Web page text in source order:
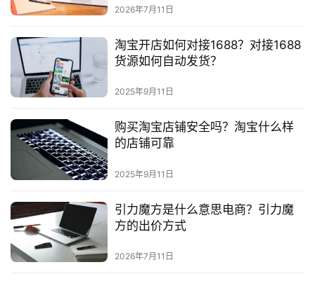
2026年7月11日
淘宝开店如何对接1688？对接1688
货源如何自动发货？
2025年9月11日
购买淘宝店铺安全吗？淘宝什么样
的店铺可靠
2025年9月11日
引力魔方是什么意思电商？引力魔
方的出价方式
2026年7月11日